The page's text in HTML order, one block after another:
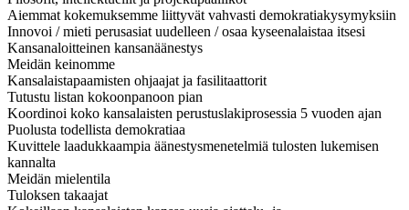
Aiemmat kokemuksemme liittyvät vahvasti demokratiakysymyksiin
Innovoi / mieti perusasiat uudelleen / osaa kyseenalaistaa itsesi
Kansanaloitteinen kansanäänestys
Meidän keinomme
Kansalaistapaamisten ohjaajat ja fasilitaattorit
Tutustu listan kokoonpanoon pian
Koordinoi koko kansalaisten perustuslakiprosessia 5 vuoden ajan
Puolusta todellista demokratiaa
Kuvittele laadukkaampia äänestysmenetelmiä tulosten lukemisen
kannalta
Meidän mielentila
Tuloksen takaajat